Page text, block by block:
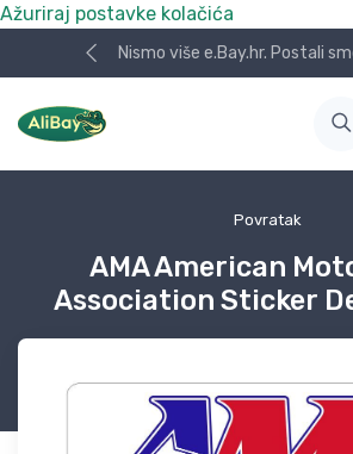
Ažuriraj postavke kolačića
Nismo više e.Bay.hr. Postali
Povratak
AMA American
Association Sticker